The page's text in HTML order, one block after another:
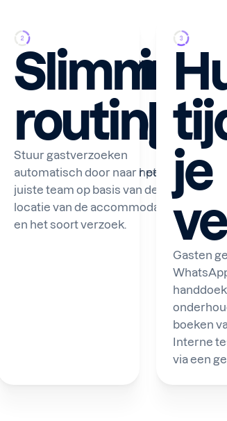
verblijf
over voorzieningen,
op WhatsApp, 24 uur per dag, 7
Slimme
routing
Stuur gastverzoeken
automatisch door naar het
juiste team op basis van de
locatie van de accommodatie
en het soort verzoek.
je
Gasten
boeken
Interne
via een